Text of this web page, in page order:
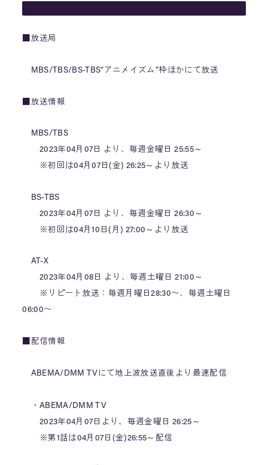
■放送局
MBS/TBS/BS-TBS“アニメイズム”枠ほかにて放送
■放送情報
MBS/TBS
2023年04月07日 より、毎週金曜日 25:55～
※初回は04月07日(金) 26:25～より放送
BS-TBS
2023年04月07日 より、毎週金曜日 26:30～
※初回は04月10日(月) 27:00～より放送
AT-X
2023年04月08日 より、毎週土曜日 21:00～
※リピート放送：毎週月曜日28:30〜、毎週土曜日
06:00〜
■配信情報
ABEMA/DMM TVにて地上波放送直後より最速配信
・ABEMA/DMM TV
2023年04月07日より、毎週金曜日 26:25～
※第1話は04月07日(金)26:55～配信